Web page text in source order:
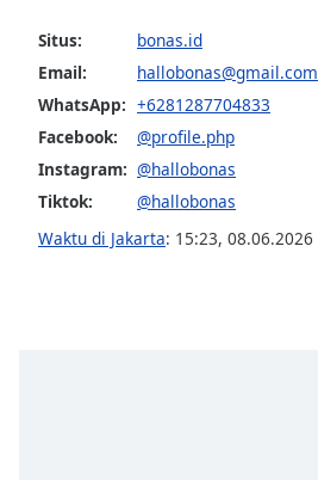
Situs:
bonas.id
Email:
hallobonas@gmail.com
WhatsApp: +6281287704833
Facebook:
@profile.php
Instagram: @hallobonas
Tiktok:
@hallobonas
Waktu di Jakarta: 15:23, 08.06.2026